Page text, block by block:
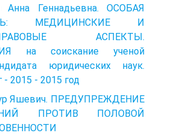
Анна Геннадьевна. ОСОБАЯ
МЕДИЦИНСКИЕ И
ПРАВОВЫЕ АСПЕКТЫ.
на соискание ученой
юридических наук.
- 2015 - 2015 год
Яшевич. ПРЕДУПРЕЖДЕНИЕ
ПРОТИВ ПОЛОВОЙ